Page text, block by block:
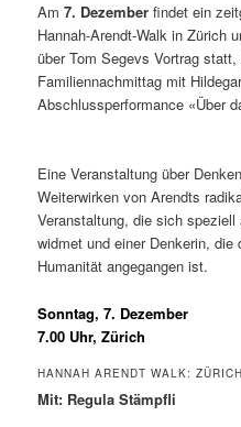
Am7. Dezember findet ein
Hannah-Arendt-Walk in Zürich
über Tom Segevs Vortrag
Familiennachmittag mit
Abschlussperformance «Über
Eine Veranstaltung über
Weiterwirken von Arendts
Veranstaltung, die sich
widmet und einer Denkerin,
Humanität angegangen ist.
Sonntag, 7. Dezember
7.00 Uhr, Zürich
HANNAH ARENDT WALK:
Mit: Regula Stämpfli